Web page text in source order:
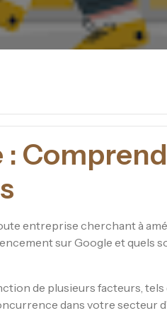
:
entreprise cherchant à
sur Google et quels
de plusieurs facteurs, tels
dans votre secteur